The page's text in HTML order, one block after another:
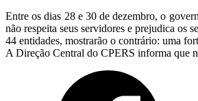
Entre os dias 28 e 30 de dezembro, o
não respeita seus servidores e prejudica os
44 entidades, mostrarão o contrário: uma
A Direção Central do CPERS informa que